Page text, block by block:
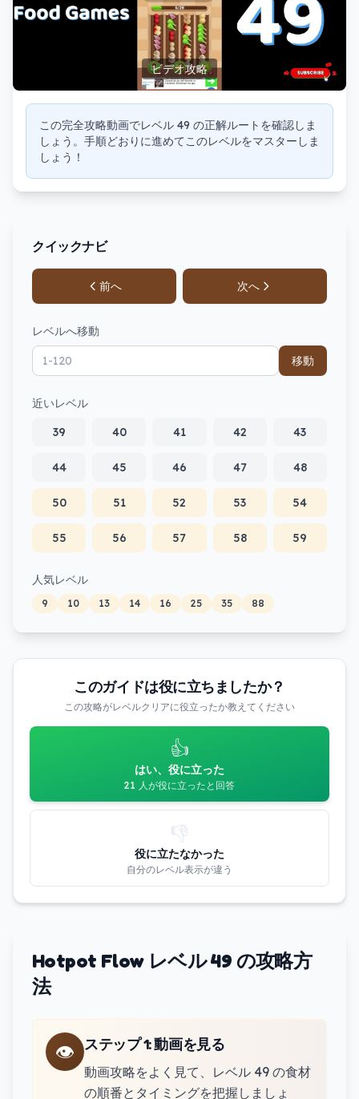
ビデオ攻略
この完全攻略動画でレベル 49 の正解ルートを確認しま
しょう。手順どおりに進めてこのレベルをマスターしま
しょう！
クイックナビ
前へ 次へ
レベルへ移動
移動
近いレベル
39
40 41 42 43
44 45 46 47 48
50 51 52 53 54
55 56 57 58 59
人気レベル
9 10 13 14 16 25 35 88
このガイドは役に立ちましたか？
この攻略がレベルクリアに役立ったか教えてください
👍
はい、役に立った
21 人が役に立ったと回答
👎
役に立たなかった
自分のレベル表示が違う
Hotpot Flow レベル 49 の攻略方
法
👁️ ステップ 1:動画を見る
動画攻略をよく見て、レベル 49 の食材
の順番とタイミングを把握しましょ